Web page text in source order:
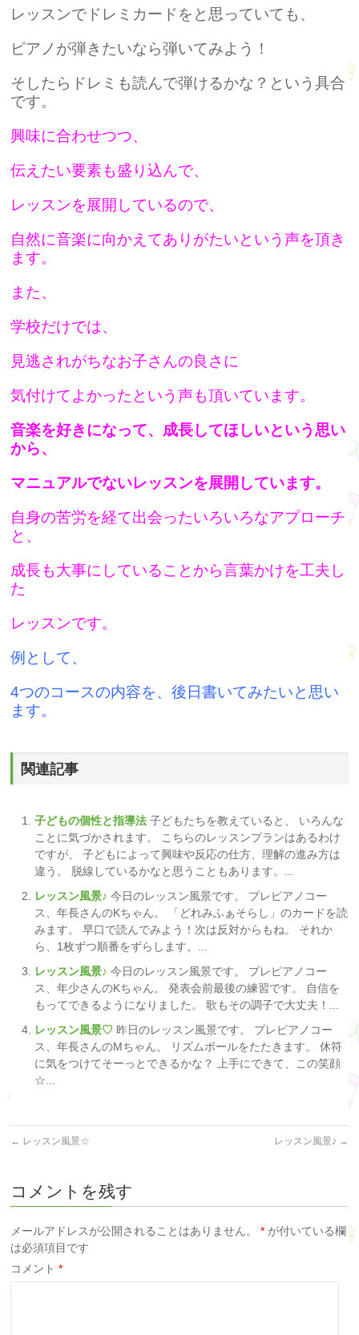
レッスンでドレミカードをと思っていても、
ピアノが弾きたいなら弾いてみよう！
そしたらドレミも読んで弾けるかな？という具合
です。
興味に合わせつつ、
伝えたい要素も盛り込んで、
レッスンを展開しているので、
自然に音楽に向かえてありがたいという声を頂き
ます。
また、
学校だけでは、
見逃されがちなお子さんの良さに
気付けてよかったという声も頂いています。
音楽を好きになって、成長してほしいという思い
から、
マニュアルでないレッスンを展開しています。
自身の苦労を経て出会ったいろいろなアプローチ
と、
成長も大事にしていることから言葉かけを工夫し
た
レッスンです。
例として、
4つのコースの内容を、後日書いてみたいと思い
ます。
関連記事
子どもの個性と指導法子どもたちを教えていると、 いろんな
ことに気づかされます。 こちらのレッスンプランはあるわけ
ですが、 子どもによって興味や反応の仕方、理解の進み方は
違う。 脱線しているかなと思うこともあります。...
レッスン風景♪今日のレッスン風景です。 プレピアノコー
ス、年長さんのKちゃん。 「どれみふぁそらし」のカードを読
みます。 早口で読んでみよう！次は反対からもね。 それか
ら、1枚ずつ順番をずらします。...
レッスン風景♪今日のレッスン風景です。 プレピアノコー
ス、年少さんのKちゃん。 発表会前最後の練習です。 自信を
もってできるようになりました。 歌もその調子で大丈夫！...
レッスン風景♡ 昨日のレッスン風景です。 プレピアノコー
ス、年長さんのMちゃん。 リズムボールをたたきます。 休符
に気をつけてそーっとできるかな？ 上手にできて、この笑顔
☆...
← レッスン風景☆ レッスン風景♪ →
コメントを残す
メールアドレスが公開されることはありません。 * が付いている欄
は必須項目です
コメント*